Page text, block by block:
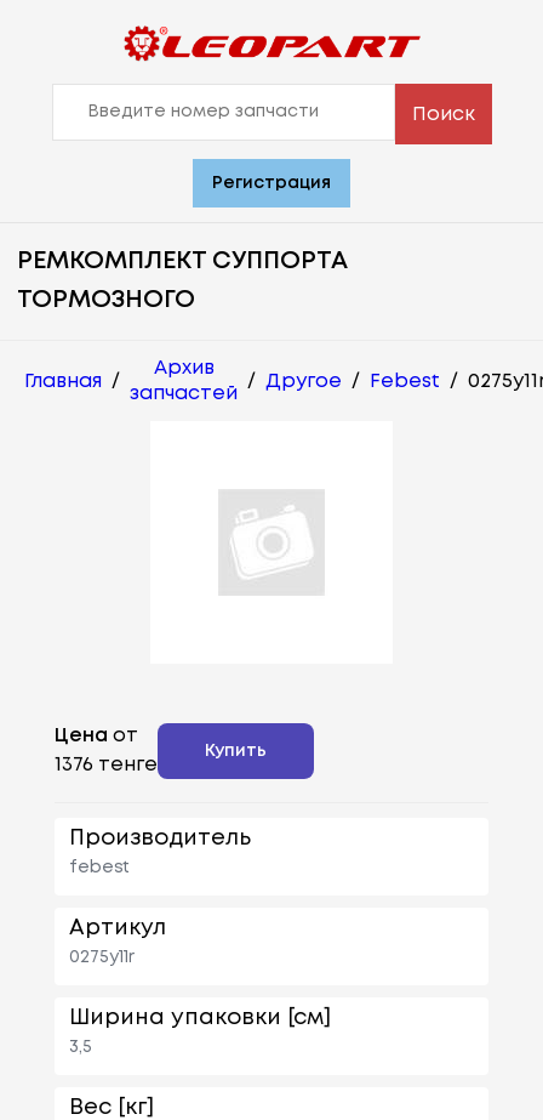
Поиск
Регистрация
РЕМКОМПЛЕКТ СУППОРТА
ТОРМОЗНОГО
Главная /
Архив
запчастей
/ Другое / Febest /
Цена от
1376 тенге
Купить
Производитель
febest
Артикул
0275y11r
Ширина упаковки [см]
3,5
Вес [кг]